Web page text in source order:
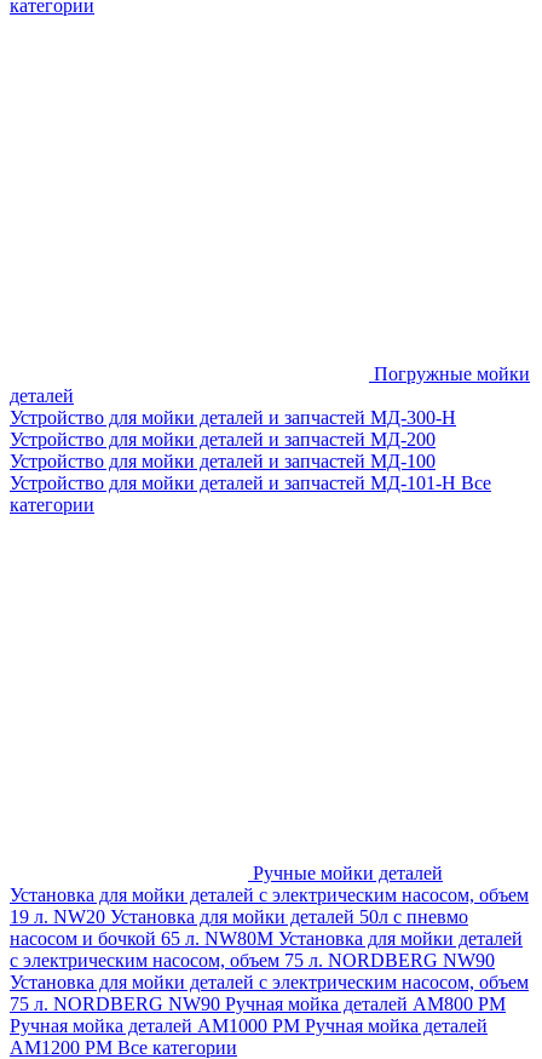
категории
Погружные мойки
деталей
Устройство для мойки деталей и запчастей МД-300-H
Устройство для мойки деталей и запчастей МД-200
Устройство для мойки деталей и запчастей МД-100
Устройство для мойки деталей и запчастей МД-101-Н Все
категории
Ручные мойки деталей
Установка для мойки деталей с электрическим насосом, объем
19 л. NW20 Установка для мойки деталей 50л с пневмо
насосом и бочкой 65 л. NW80M Установка для мойки деталей
с электрическим насосом, объем 75 л. NORDBERG NW90
Установка для мойки деталей с электрическим насосом, объем
75 л. NORDBERG NW90 Ручная мойка деталей АМ800 РМ
Ручная мойка деталей АМ1000 РМ Ручная мойка деталей
АМ1200 РМ Все категории